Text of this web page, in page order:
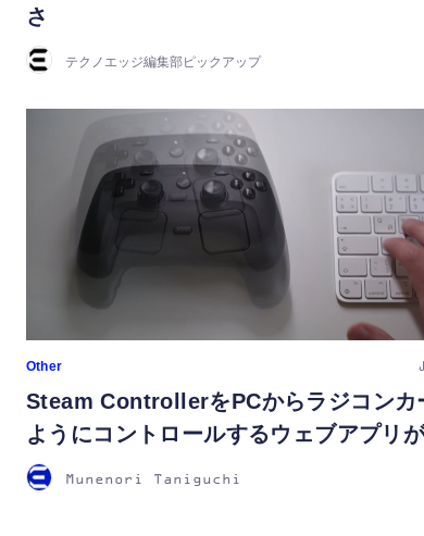
さ
テクノエッジ編集部ピックアップ
Other
Steam ControllerをPCからラジコンカ
ようにコントロールするウェブアプリ
Munenori Taniguchi